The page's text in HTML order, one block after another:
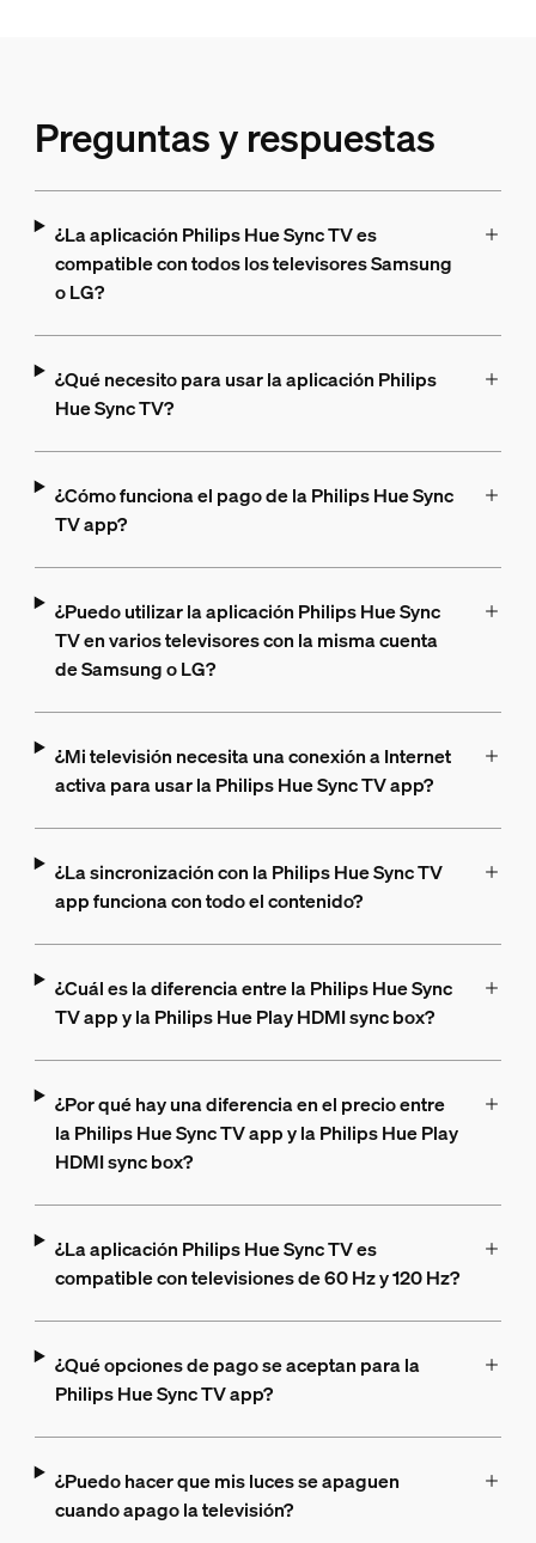
Preguntas y respuestas
¿La aplicación Philips Hue Sync TV es
compatible con todos los televisores Samsung
o LG?
¿Qué necesito para usar la aplicación Philips
Hue Sync TV?
¿Cómo funciona el pago de la Philips Hue Sync
TV app?
¿Puedo utilizar la aplicación Philips Hue Sync
TV en varios televisores con la misma cuenta
de Samsung o LG?
¿Mi televisión necesita una conexión a Internet
activa para usar la Philips Hue Sync TV app?
¿La sincronización con la Philips Hue Sync TV
app funciona con todo el contenido?
¿Cuál es la diferencia entre la Philips Hue Sync
TV app y la Philips Hue Play HDMI sync box?
¿Por qué hay una diferencia en el precio entre
la Philips Hue Sync TV app y la Philips Hue Play
HDMI sync box?
¿La aplicación Philips Hue Sync TV es
compatible con televisiones de 60 Hz y 120 Hz?
¿Qué opciones de pago se aceptan para la
Philips Hue Sync TV app?
¿Puedo hacer que mis luces se apaguen
cuando apago la televisión?